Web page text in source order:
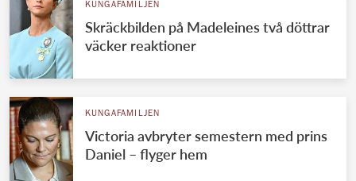
KUNGAFAMILJEN
Skräckbilden på Madeleines två döttrar
väcker reaktioner
KUNGAFAMILJEN
Victoria avbryter semestern med prins
Daniel – flyger hem